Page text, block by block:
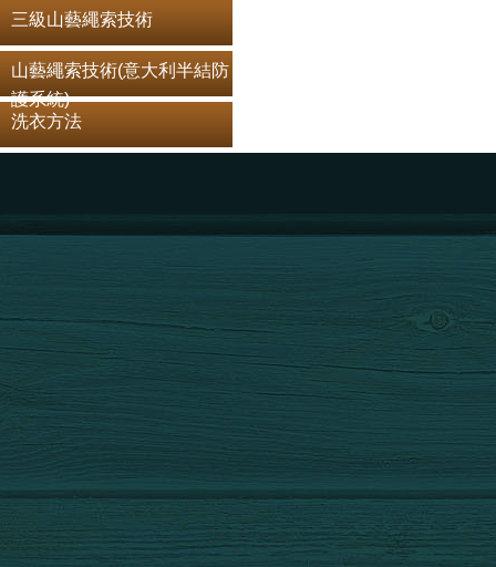
三級山藝繩索技術
山藝繩索技術(意大利半結防
護系統)
洗衣方法